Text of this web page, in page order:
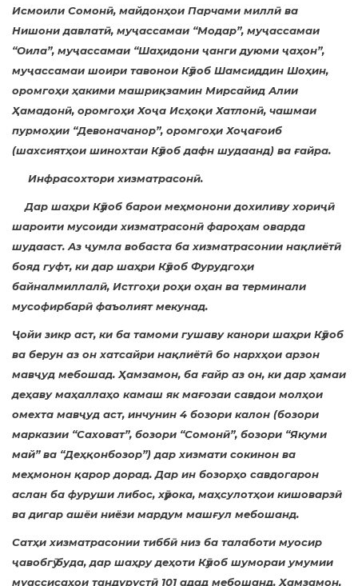
Исмоили Сомонӣ, майдонҳои Парчами миллӣ ва
Нишони давлатӣ, муҷассамаи “Модар”, муҷассамаи
“Оила”, муҷассамаи “Шаҳидони ҷанги дуюми ҷаҳон”,
муҷассамаи шоири тавонои Кӯлоб Шамсиддин Шоҳин,
оромгоҳи ҳакими машриқзамин Мирсайид Алии
Ҳамадонӣ, оромгоҳи Хоҷа Исҳоқи Хатлонӣ, чашмаи
пурмоҳии “Девоначанор”, оромгоҳи Хоҷағоиб
(шахсиятҳои шинохтаи Кӯлоб дафн шудаанд) ва ғайра.
Инфрасохтори хизматрасонӣ.
Дар шаҳри Кӯлоб барои меҳмонони дохиливу хориҷӣ
шароити мусоиди хизматрасонӣ фароҳам оварда
шудааст. Аз ҷумла вобаста ба хизматрасонии нақлиётӣ
бояд гуфт, ки дар шаҳри Кӯлоб Фурудгоҳи
байналмиллалӣ, Истгоҳи роҳи оҳан ва терминали
мусофирбарӣ фаъолият мекунад.
Ҷойи зикр аст, ки ба тамоми гушаву канори шаҳри Кӯлоб
ва берун аз он хатсайри нақлиётӣ бо нархҳои арзон
мавҷуд мебошад. Ҳамзамон, ба ғайр аз он, ки дар ҳамаи
деҳаву маҳаллаҳо камаш як мағозаи савдои молҳои
омехта мавҷуд аст, инчунин 4 бозори калон (бозори
марказии “Саховат”, бозори “Сомонӣ”, бозори “Якуми
май” ва “Деҳқонбозор”) дар хизмати сокинон ва
меҳмонон қарор дорад. Дар ин бозорҳо савдогарон
аслан ба фуруши либос, хӯрока, маҳсулотҳои кишоварзӣ
ва дигар ашёи ниёзи мардум машғул мебошанд.
Сатҳи хизматрасонии тиббӣ низ ба талаботи муосир
ҷавобгӯ буда, дар шаҳру деҳоти Кӯлоб шумораи умумии
муассисаҳои тандурустӣ 101 адад мебошанд. Ҳамзамон,